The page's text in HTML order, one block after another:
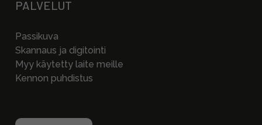
PALVELUT
Passikuva
Skannaus ja digitointi
Myy käytetty laite meille
Kennon puhdistus